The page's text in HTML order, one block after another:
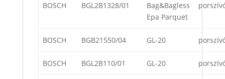
BOSCH BGL2B1328/01
Bag&Bagless
Epa Parquet
BOSCH BGB21550/04 GL-20
BOSCH BGL2B110/01 GL-20